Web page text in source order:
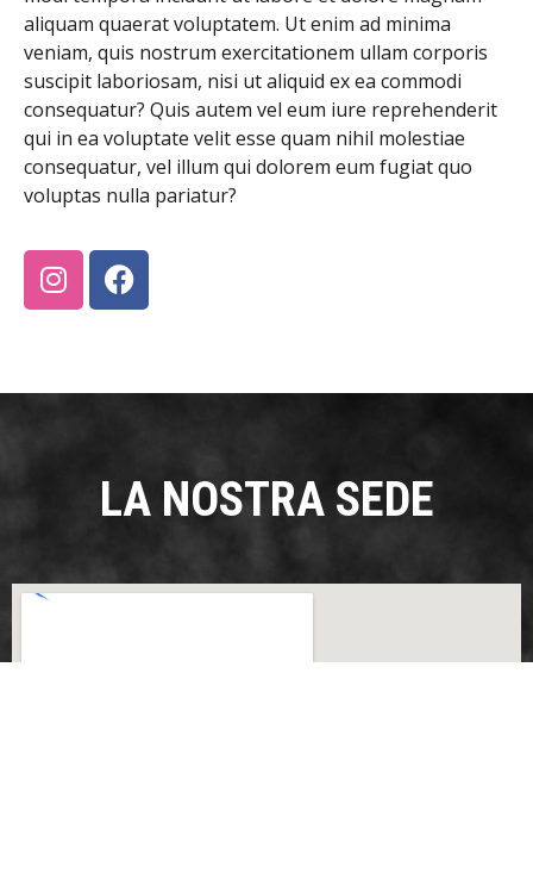
aliquam quaerat voluptatem. Ut enim ad minima
veniam, quis nostrum exercitationem ullam corporis
suscipit laboriosam, nisi ut aliquid ex ea commodi
consequatur? Quis autem vel eum iure reprehenderit
qui in ea voluptate velit esse quam nihil molestiae
consequatur, vel illum qui dolorem eum fugiat quo
voluptas nulla pariatur?
LA NOSTRA SEDE